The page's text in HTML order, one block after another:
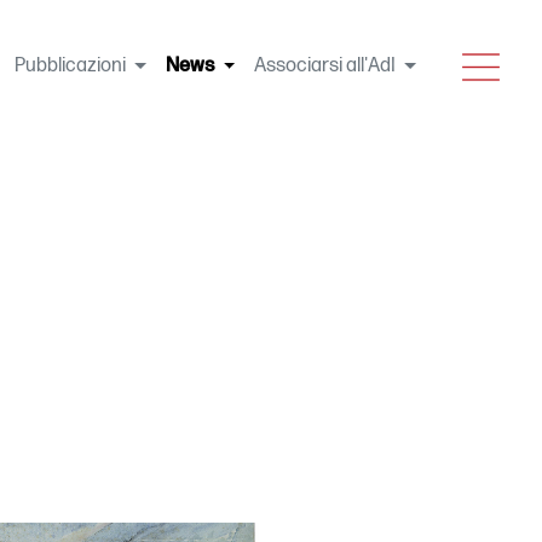
Pubblicazioni News (current)
Associarsi all'AdI MENU